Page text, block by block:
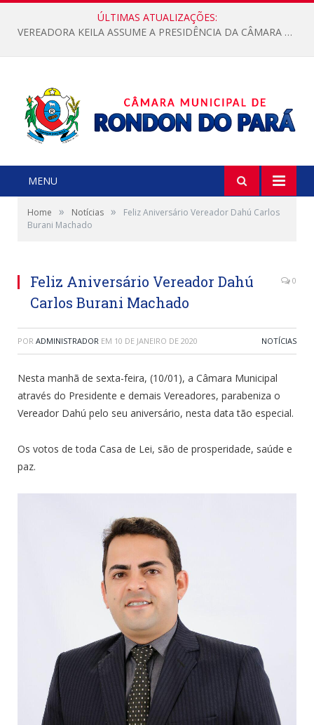
ÚLTIMAS ATUALIZAÇÕES:
VEREADORA KEILA ASSUME A PRESIDÊNCIA DA CÂMARA MUNICIPAL.
MENU
Home » Notícias »
Feliz Aniversário Vereador Dahú Carlos
Burani Machado
Feliz Aniversário Vereador Dahú
Carlos Burani Machado
0
POR ADMINISTRADOR EM 10 DE JANEIRO DE 2020 NOTÍCIAS
Nesta manhã de sexta-feira, (10/01), a Câmara Municipal
através do Presidente e demais Vereadores, parabeniza o
Vereador Dahú pelo seu aniversário, nesta data tão especial.
Os votos de toda Casa de Lei, são de prosperidade, saúde e
paz.